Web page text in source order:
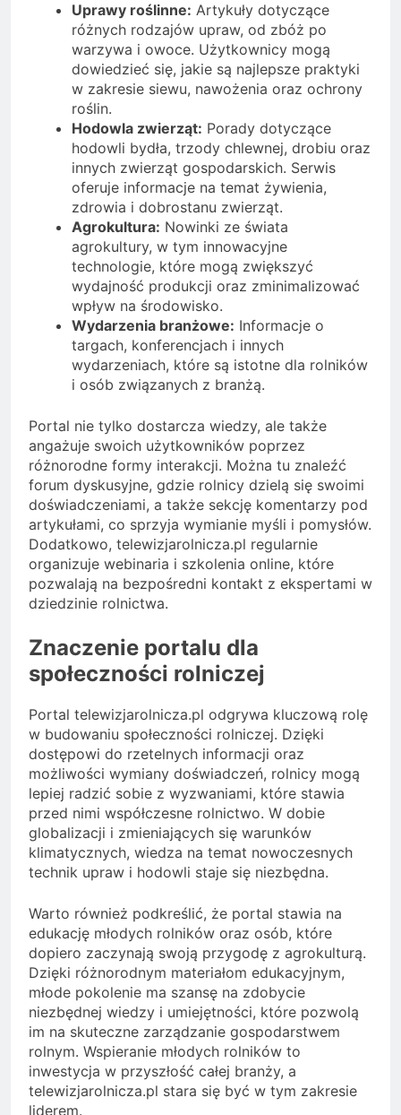
Uprawy roślinne: Artykuły dotyczące
różnych rodzajów upraw, od zbóż po
warzywa i owoce. Użytkownicy mogą
dowiedzieć się, jakie są najlepsze praktyki
w zakresie siewu, nawożenia oraz ochrony
roślin.
Hodowla zwierząt: Porady dotyczące
hodowli bydła, trzody chlewnej, drobiu oraz
innych zwierząt gospodarskich. Serwis
oferuje informacje na temat żywienia,
zdrowia i dobrostanu zwierząt.
Agrokultura: Nowinki ze świata
agrokultury, w tym innowacyjne
technologie, które mogą zwiększyć
wydajność produkcji oraz zminimalizować
wpływ na środowisko.
Wydarzenia branżowe: Informacje o
targach, konferencjach i innych
wydarzeniach, które są istotne dla rolników
i osób związanych z branżą.
Portal nie tylko dostarcza wiedzy, ale także
angażuje swoich użytkowników poprzez
różnorodne formy interakcji. Można tu znaleźć
forum dyskusyjne, gdzie rolnicy dzielą się swoimi
doświadczeniami, a także sekcję komentarzy pod
artykułami, co sprzyja wymianie myśli i pomysłów.
Dodatkowo, telewizjarolnicza.pl regularnie
organizuje webinaria i szkolenia online, które
pozwalają na bezpośredni kontakt z ekspertami w
dziedzinie rolnictwa.
Znaczenie portalu dla
społeczności rolniczej
Portal telewizjarolnicza.pl odgrywa kluczową rolę
w budowaniu społeczności rolniczej. Dzięki
dostępowi do rzetelnych informacji oraz
możliwości wymiany doświadczeń, rolnicy mogą
lepiej radzić sobie z wyzwaniami, które stawia
przed nimi współczesne rolnictwo. W dobie
globalizacji i zmieniających się warunków
klimatycznych, wiedza na temat nowoczesnych
technik upraw i hodowli staje się niezbędna.
Warto również podkreślić, że portal stawia na
edukację młodych rolników oraz osób, które
dopiero zaczynają swoją przygodę z agrokulturą.
Dzięki różnorodnym materiałom edukacyjnym,
młode pokolenie ma szansę na zdobycie
niezbędnej wiedzy i umiejętności, które pozwolą
im na skuteczne zarządzanie gospodarstwem
rolnym. Wspieranie młodych rolników to
inwestycja w przyszłość całej branży, a
telewizjarolnicza.pl stara się być w tym zakresie
liderem.